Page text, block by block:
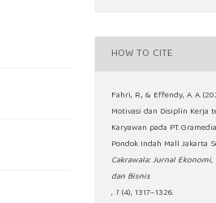
HOW TO CITE
Fahri, R., & Effendy, A. A.
Motivasi dan Disiplin Kerja
Karyawan pada PT.
Pondok Indah Mall Jakarta
Cakrawala: Jurnal
dan Bisnis
, 1 (4), 1317–1326.